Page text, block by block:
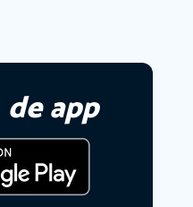
de app